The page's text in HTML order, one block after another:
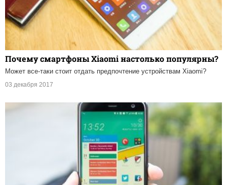
Почему смартфоны Xiaomi настолько популярны?
Может все-таки стоит отдать предпочтение устройствам Xiaomi?
03 декабря 2017